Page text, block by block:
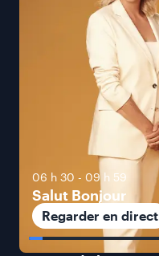
06 h 30 - 09 h 59
Salut Bonjour
Regarder en direct